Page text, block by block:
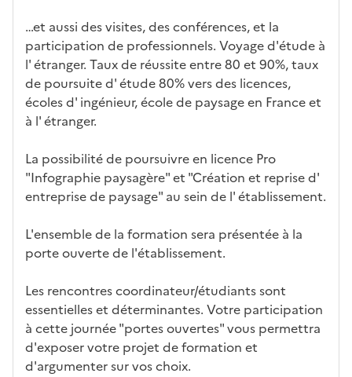
…et aussi des visites, des conférences, et la
participation de professionnels. Voyage d'étude à
l' étranger. Taux de réussite entre 80 et 90%, taux
de poursuite d' étude 80% vers des licences,
écoles d' ingénieur, école de paysage en France et
à l' étranger.
La possibilité de poursuivre en licence Pro
"Infographie paysagère" et "Création et reprise d'
entreprise de paysage" au sein de l' établissement.
L'ensemble de la formation sera présentée à la
porte ouverte de l'établissement.
Les rencontres coordinateur/étudiants sont
essentielles et déterminantes. Votre participation
à cette journée "portes ouvertes" vous permettra
d'exposer votre projet de formation et
d'argumenter sur vos choix.